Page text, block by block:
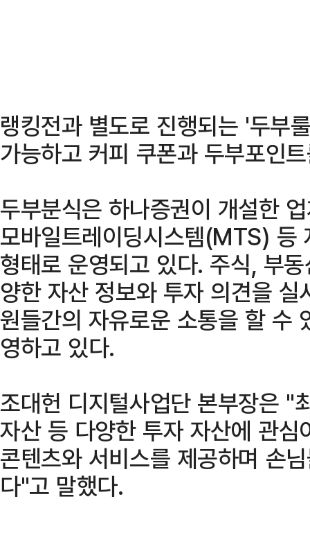
랭킹전과 별도로 진행되는 '두부
가능하고 커피 쿠폰과 두부포인
두부분식은 하나증권이 개설한
모바일트레이딩시스템(MTS) 등
형태로 운영되고 있다. 주식, 부
양한 자산 정보와 투자 의견을
원들간의 자유로운 소통을 할 수
영하고 있다.
조대헌 디지털사업단 본부장은 "
자산 등 다양한 투자 자산에 관
콘텐츠와 서비스를 제공하며 손
다"고 말했다.